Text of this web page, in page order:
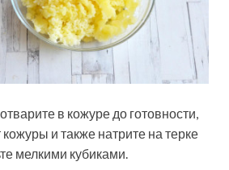
в кожуре до готовности,
кожуры и также натрите на терке
мелкими кубиками.